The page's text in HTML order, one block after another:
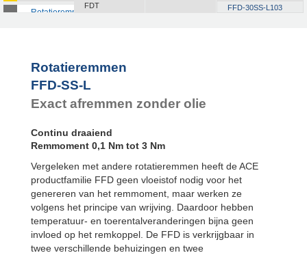
Rotatieremmen
FDT
FYT-H1 en FYN-
H1
FFD-30SS-L103
Rotatieremmen
FFD-SS-L
Exact afremmen zonder olie
Continu draaiend
Remmoment 0,1 Nm tot 3 Nm
Vergeleken met andere rotatieremmen heeft de ACE
productfamilie FFD geen vloeistof nodig voor het
genereren van het remmoment, maar werken ze
volgens het principe van wrijving. Daardoor hebben
temperatuur- en toerentalveranderingen bijna geen
invloed op het remkoppel. De FFD is verkrijgbaar in
twee verschillende behuizingen en twee